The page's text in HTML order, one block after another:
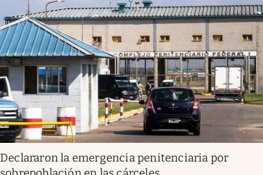
Declararon la emergencia penitenciaria por